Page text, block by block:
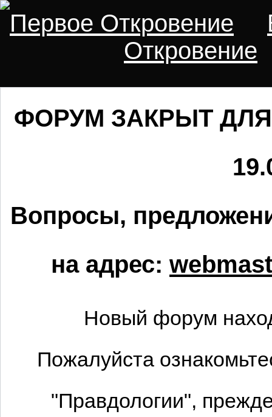
Первое Откровение
Откровение
ФОРУМ ЗАКРЫТ
Вопросы,
на адрес:
Новый форум
Пожалуйста
"Правдологии",